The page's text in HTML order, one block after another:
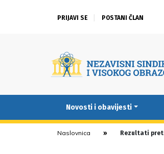
PRIJAVI SE POSTANI ČLAN
Novosti i obavijesti
Naslovnica Rezultati